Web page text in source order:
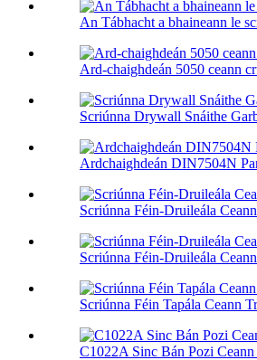
An Tábhacht a bhaineann le
Ard-chaighdeán 5050 ceann
Scriúnna Drywall Snáithe
Ardchaighdeán DIN7504N
Scriúnna Féin-Druileála
Scriúnna Féin-Druileála
Scriúnna Féin Tapála Ceann
C1022A Sinc Bán Pozi